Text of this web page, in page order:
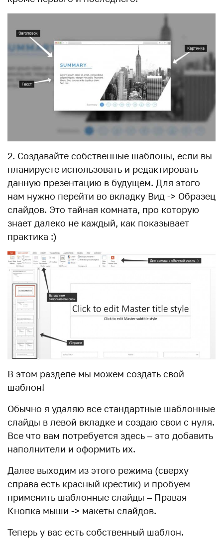
2. Создавайте собственные шаблоны, если вы
планируете использовать и редактировать
данную презентацию в будущем. Для этого
нам нужно перейти во вкладку Вид -> Образец
слайдов. Это тайная комната, про которую
знает далеко не каждый, как показывает
практика :)
В этом разделе мы можем создать свой
шаблон!
Обычно я удаляю все стандартные шаблонные
слайды в левой вкладке и создаю свои с нуля.
Все что вам потребуется здесь – это добавить
наполнители и оформить их.
Далее выходим из этого режима (сверху
справа есть красный крестик) и пробуем
применить шаблонные слайды – Правая
Кнопка мыши -> макеты слайдов.
Теперь у вас есть собственный шаблон.